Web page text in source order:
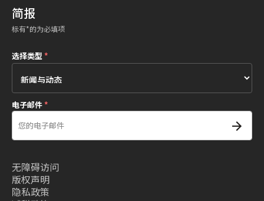
简报
标有*的为必填项
选择类型*
电子邮件*
无障碍访问
版权声明
隐私政策